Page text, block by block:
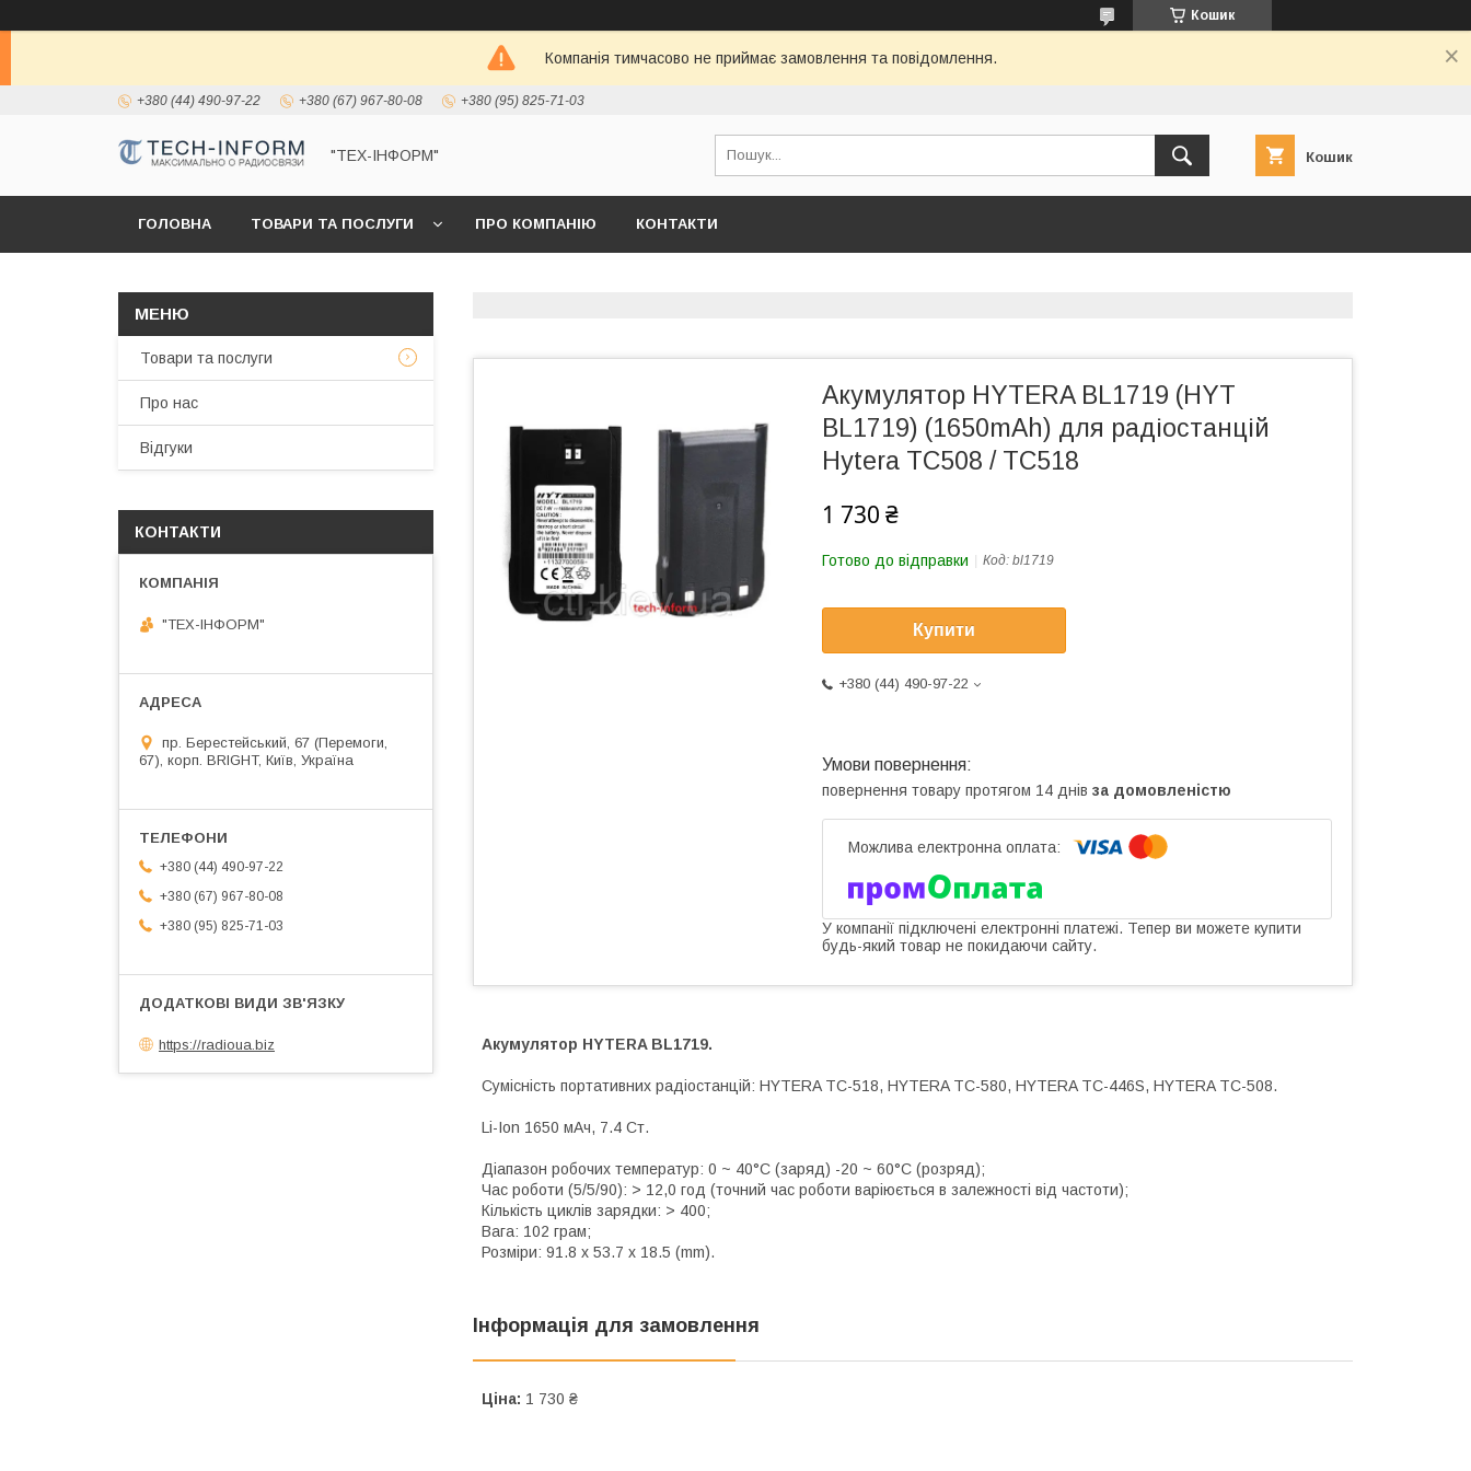
Кошик
Компанія тимчасово не приймає замовлення та повідомлення.
+380 (44) 490-97-22 +380 (67) 967-80-08 +380 (95) 825-71-03
"ТЕХ-ІНФОРМ" Кошик
ГОЛОВНА ТОВАРИ ТА ПОСЛУГИ ПРО КОМПАНІЮ КОНТАКТИ
Акумулятор HYTERA BL1719 (HYT
BL1719) (1650mAh) для радіостанцій
Hytera TC508 / TC518
1 730 ₴
Готово до відправки Код: bl1719
Купити
+380 (44) 490-97-22
повернення товару протягом 14 днів за домовленістю
У компанії підключені електронні платежі. Тепер ви можете купити
будь-який товар не покидаючи сайту.
Акумулятор HYTERA BL1719.
Сумісність портативних радіостанцій: HYTERA TC-518, HYTERA TC-580, HYTERA TC-446S, HYTERA TC-508.
Li-Ion 1650 мАч, 7.4 Ст.
Діапазон робочих температур: 0 ~ 40°C (заряд) -20 ~ 60°C (розряд);
Час роботи (5/5/90): > 12,0 год (точний час роботи варіюється в залежності від частоти);
Кількість циклів зарядки: > 400;
Вага: 102 грам;
Розміри: 91.8 x 53.7 x 18.5 (mm).
Інформація для замовлення
Ціна: 1 730 ₴
Товари та послуги
Про нас
Відгуки
КОНТАКТИ
"ТЕХ-ІНФОРМ"
пр. Берестейський, 67 (Перемоги,
67), корп. ВRIGHT, Київ, Україна
+380 (44) 490-97-22
+380 (67) 967-80-08
+380 (95) 825-71-03
https://radioua.biz